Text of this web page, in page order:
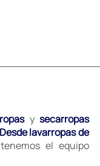
ysecarropas
Desde lavarropas de
el equipo